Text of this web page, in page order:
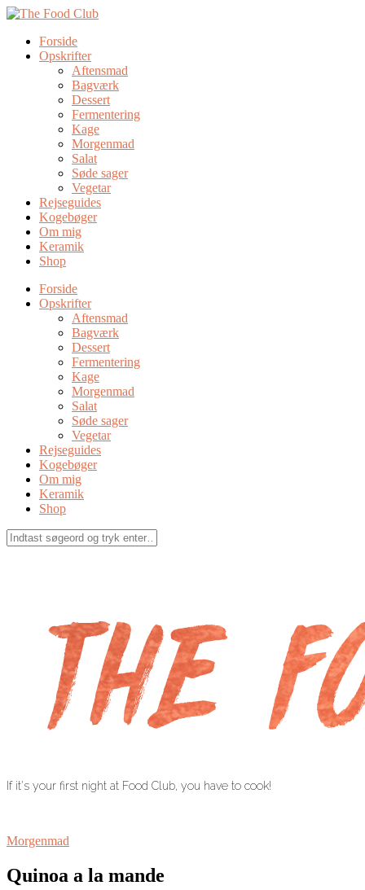
Forside
Opskrifter
Aftensmad
Bagværk
Dessert
Fermentering
Kage
Morgenmad
Salat
Søde sager
Vegetar
Rejseguides
Kogebøger
Om mig
Keramik
Shop
Forside
Opskrifter
Aftensmad
Bagværk
Dessert
Fermentering
Kage
Morgenmad
Salat
Søde sager
Vegetar
Rejseguides
Kogebøger
Om mig
Keramik
Shop
If it's your first night at Food Club, you have to cook!
Morgenmad
Quinoa a la mande